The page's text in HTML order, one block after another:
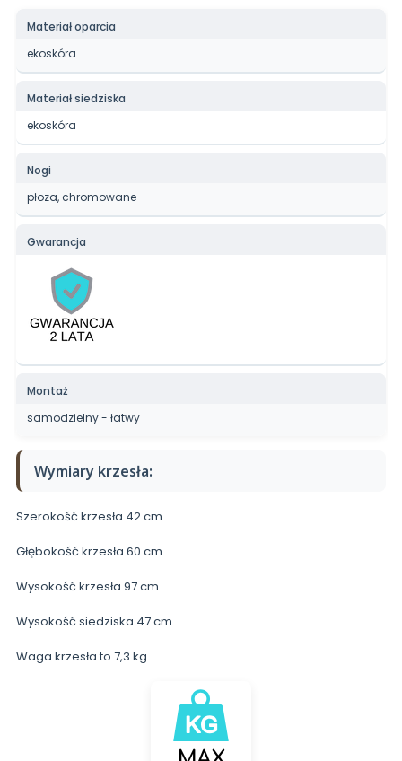
Materiał oparcia
ekoskóra
Materiał siedziska
ekoskóra
Nogi
płoza, chromowane
Gwarancja
Montaż
samodzielny - łatwy
Wymiary krzesła:
Szerokość krzesła 42 cm
Głębokość krzesła 60 cm
Wysokość krzesła 97 cm
Wysokość siedziska 47 cm
Waga krzesła to 7,3 kg.